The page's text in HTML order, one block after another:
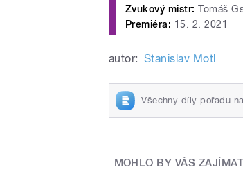
Zvukový mistr: Tomáš
Premiéra: 15. 2. 2021
autor: Stanislav Motl
Všechny díly pořadu
MOHLO BY VÁS ZAJÍMAT